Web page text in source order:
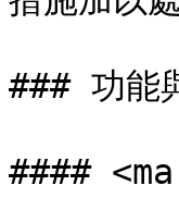
### 功能
####